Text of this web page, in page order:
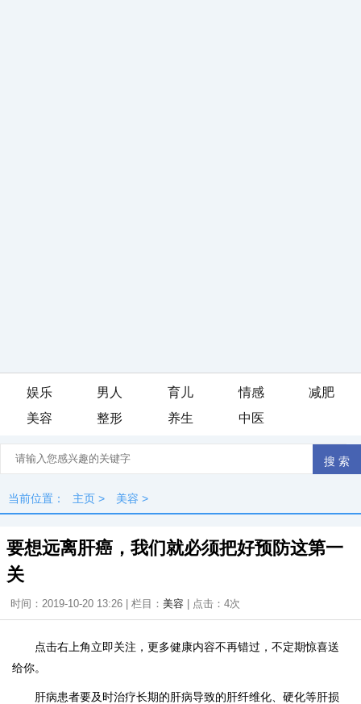
娱乐 男人 育儿 情感
减肥
美容
整形 养生 中医
当前位置： 主页 > 美容 >
要想远离肝癌，我们就必须把好预防这第一
关
时间：2019-10-20 13:26 | 栏目： 美容 | 点击： 4次
点击右上角立即关注，更多健康内容不再错过，不定期惊喜送
给你。
肝病患者要及时治疗长期的肝病导致的肝纤维化、硬化等肝损